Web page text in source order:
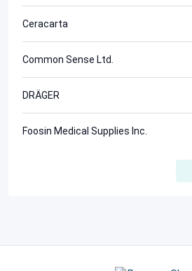
Ceracarta
Common Sense Ltd.
DRÄGER
Foosin Medical Supplies Inc.